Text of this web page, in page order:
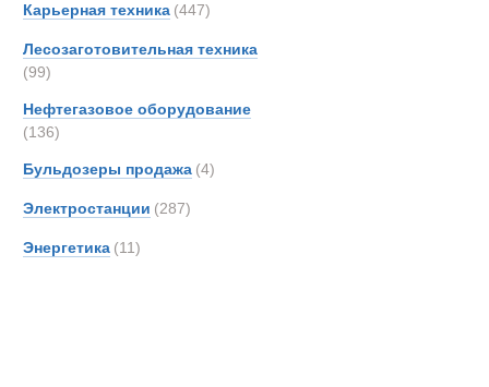
Карьерная техника (447)
Лесозаготовительная техника
(99)
Нефтегазовое оборудование
(136)
Бульдозеры продажа (4)
Электростанции (287)
Энергетика (11)